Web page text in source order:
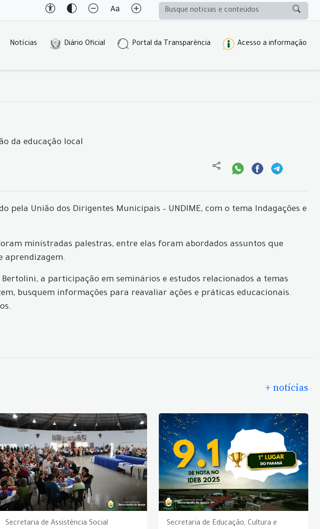
Notícias Diário Oficial Portal da Transparência Acesso a informação
da educação local
pela União dos Dirigentes Municipais – UNDIME, com o tema Indagações e
ministradas palestras, entre elas foram abordados assuntos que
aprendizagem.
a participação em seminários e estudos relacionados a temas
busquem informações para reavaliar ações e práticas educacionais.
+ notícias
Secretaria de Assistência Social
Secretaria de Educação, Cultura e